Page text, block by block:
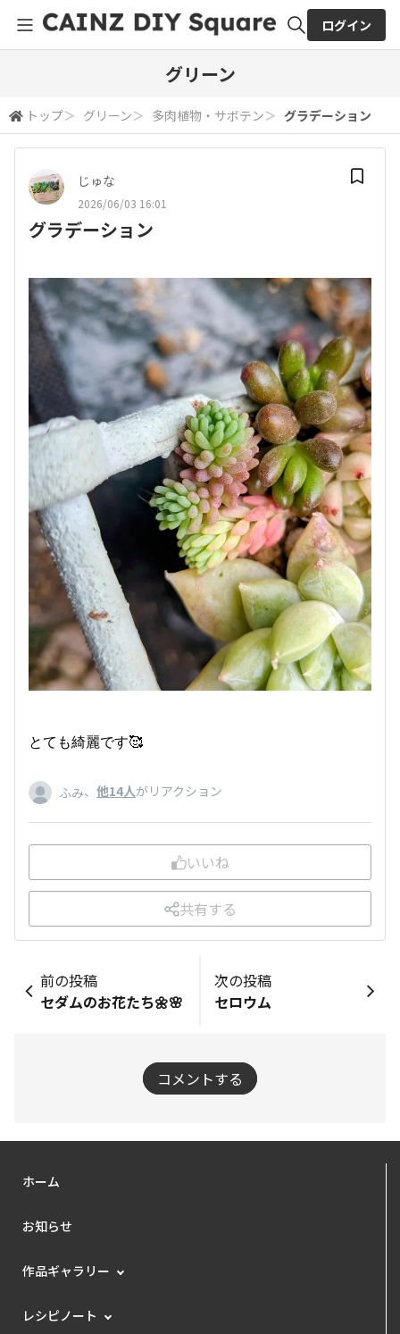
検索
ログイン
グリーン
トップ＞ グリーン＞ 多肉植物・サボテン＞ グラデーション
じゅな
2026/06/03 16:01
グラデーション
とても綺麗です🥰
ふみ、 他14人がリアクション
いいね
共有する
前の投稿
セダムのお花たち🌼🌸
次の投稿
セロウム
コメントする
ホーム
お知らせ
作品ギャラリー
レシピノート